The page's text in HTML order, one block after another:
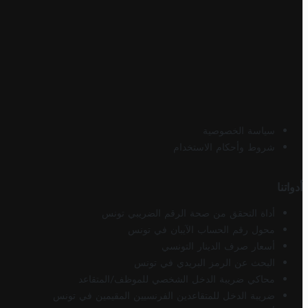
سياسة الخصوصية
شروط وأحكام الاستخدام
أدواتنا
أداة التحقق من صحة الرقم الضريبي تونس
محول رقم الحساب الآيبان في تونس
أسعار صرف الدينار التونسي
البحث عن الرمز البريدي في تونس
محاكي ضريبة الدخل الشخصي للموظف/المتقاعد
ضريبة الدخل للمتقاعدين الفرنسيين المقيمين في تونس